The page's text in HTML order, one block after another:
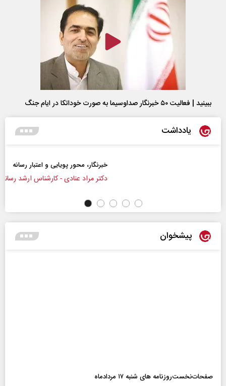
ببینید | فعالیت ۵۰ خبرنگار صداوسیما به صورت خوداتکا در ایام جنگ
یادداشت
خبرنگار، محور پویایی و اعتبار رسانه
دکتر مراد عنادی - کارشناس ارشد رسانه
پیشخوان
صفحات‌نخست‌روزنامه ها‌ی شنبه ۱۷ مردادماه